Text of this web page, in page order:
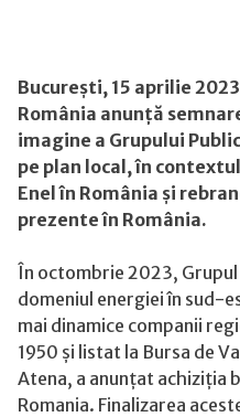
creație
DDB
România
semnează
prima
campanie
de
imagine
a
grupului
de
companii
PPC
București, 15 aprilie
România anunță
imagine a Grupului
pe plan local, în
Enel în România și
prezente în România.
În octombrie 2023, Grupul
domeniul energiei în sud-
mai dinamice companii
1950 și listat la Bursa de
Atena, a anunțat achiziția
Romania. Finalizarea